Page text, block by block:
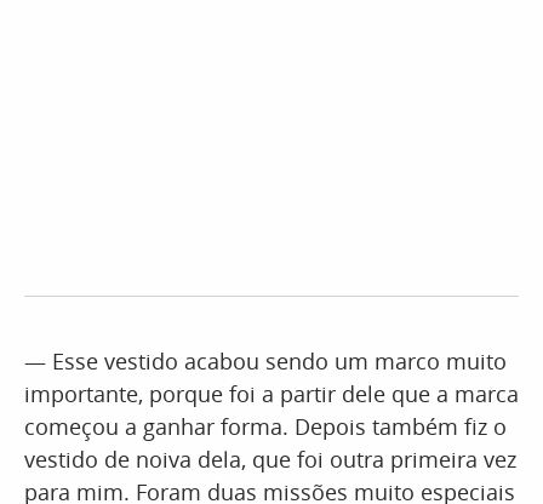
— Esse vestido acabou sendo um marco muito
importante, porque foi a partir dele que a marca
começou a ganhar forma. Depois também fiz o
vestido de noiva dela, que foi outra primeira vez
para mim. Foram duas missões muito especiais